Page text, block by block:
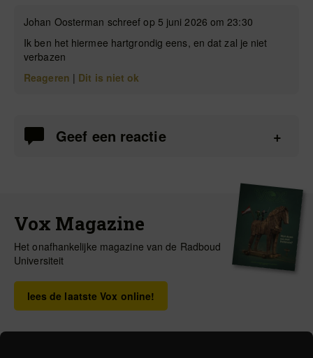
Johan Oosterman schreef op 5 juni 2026 om 23:30
Ik ben het hiermee hartgrondig eens, en dat zal je niet
verbazen
Reageren | Dit is niet ok
Geef een reactie
Vox Magazine
Het onafhankelijke magazine van de Radboud
Universiteit
lees de laatste Vox online!